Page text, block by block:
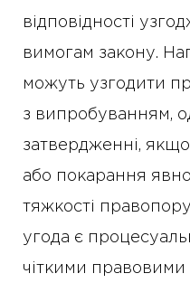
відповідності
вимогам закону.
можуть узгодити
з випробуванням,
затвердженні,
або покарання
тяжкості
угода є
чіткими